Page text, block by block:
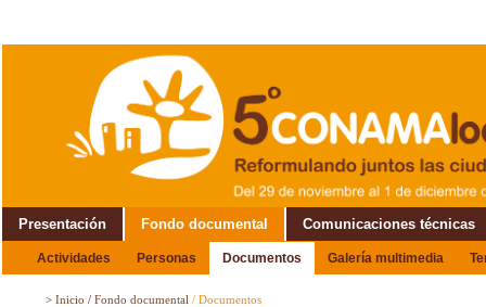
Presentación Fondo documental Comunicaciones técnicas
Actividades Personas Documentos Galería multimedia
Alrededor del Encuentro
> Inicio / Fondo documental / Documentos